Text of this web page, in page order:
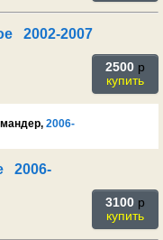
2002-2007
2500 p
купить
2006-
2006-
3100 p
купить